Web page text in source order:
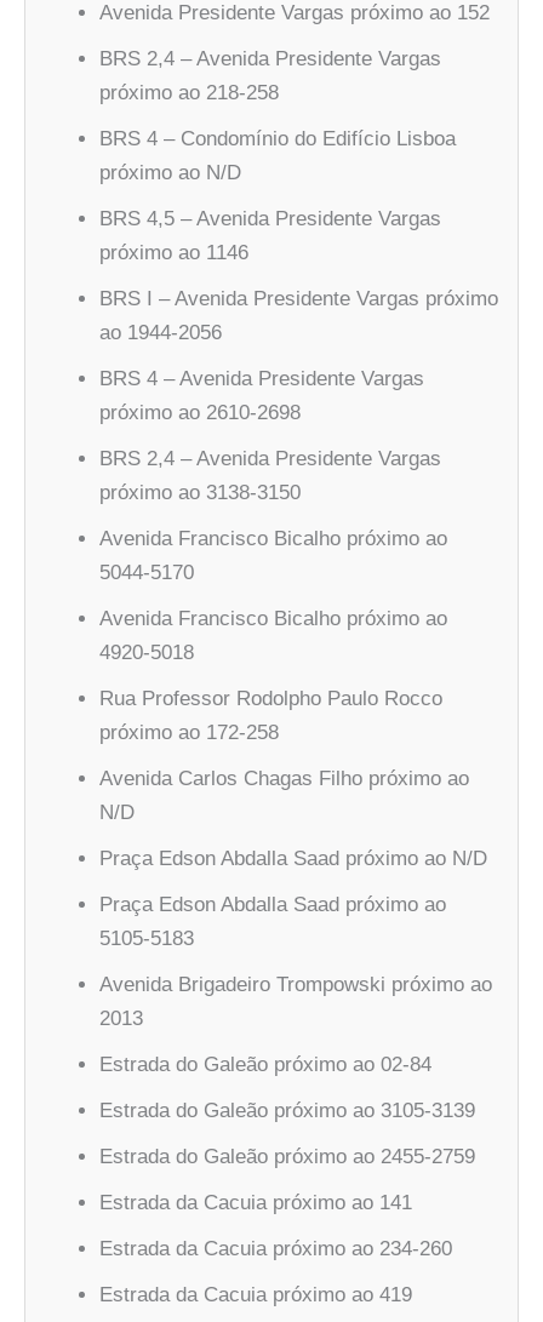
Avenida Presidente Vargas próximo ao 152
BRS 2,4 – Avenida Presidente Vargas
próximo ao 218-258
BRS 4 – Condomínio do Edifício Lisboa
próximo ao N/D
BRS 4,5 – Avenida Presidente Vargas
próximo ao 1146
BRS I – Avenida Presidente Vargas próximo
ao 1944-2056
BRS 4 – Avenida Presidente Vargas
próximo ao 2610-2698
BRS 2,4 – Avenida Presidente Vargas
próximo ao 3138-3150
Avenida Francisco Bicalho próximo ao
5044-5170
Avenida Francisco Bicalho próximo ao
4920-5018
Rua Professor Rodolpho Paulo Rocco
próximo ao 172-258
Avenida Carlos Chagas Filho próximo ao
N/D
Praça Edson Abdalla Saad próximo ao N/D
Praça Edson Abdalla Saad próximo ao
5105-5183
Avenida Brigadeiro Trompowski próximo ao
2013
Estrada do Galeão próximo ao 02-84
Estrada do Galeão próximo ao 3105-3139
Estrada do Galeão próximo ao 2455-2759
Estrada da Cacuia próximo ao 141
Estrada da Cacuia próximo ao 234-260
Estrada da Cacuia próximo ao 419